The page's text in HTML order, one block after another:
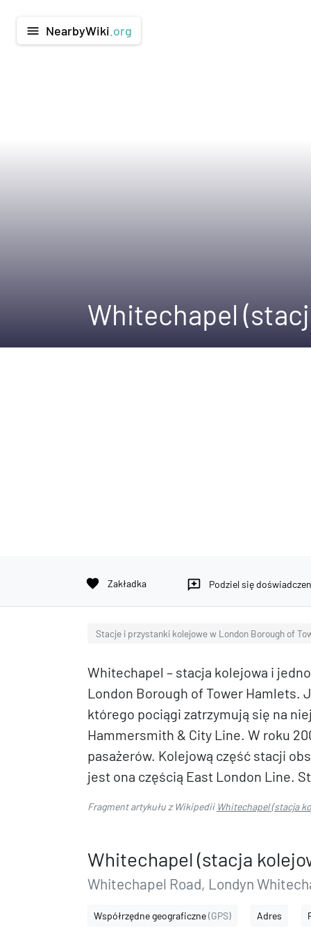
menu NearbyWiki .org
Whitechapel
favorite Zakładka reviews Podziel się
Stacje i przystanki kolejowe w London Borough of
Whitechapel – stacja kolejowa i
London Borough of Tower Hamlets.
którego pociągi zatrzymują się na
Hammersmith & City Line. W roku
pasażerów. Kolejową część stacji
jest ona częścią East London Line.
Fragment artykułu z Wikipedii Whitechapel (stacja
Whitechapel (stacja
Whitechapel Road, Londyn
Współrzędne geograficzne(GPS) Adres